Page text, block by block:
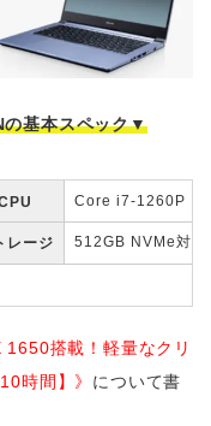
の基本スペック▼
Core i7-1260P
レージ 512GB NVMe対応
1650搭載！軽量なクリ
時間】》 について書